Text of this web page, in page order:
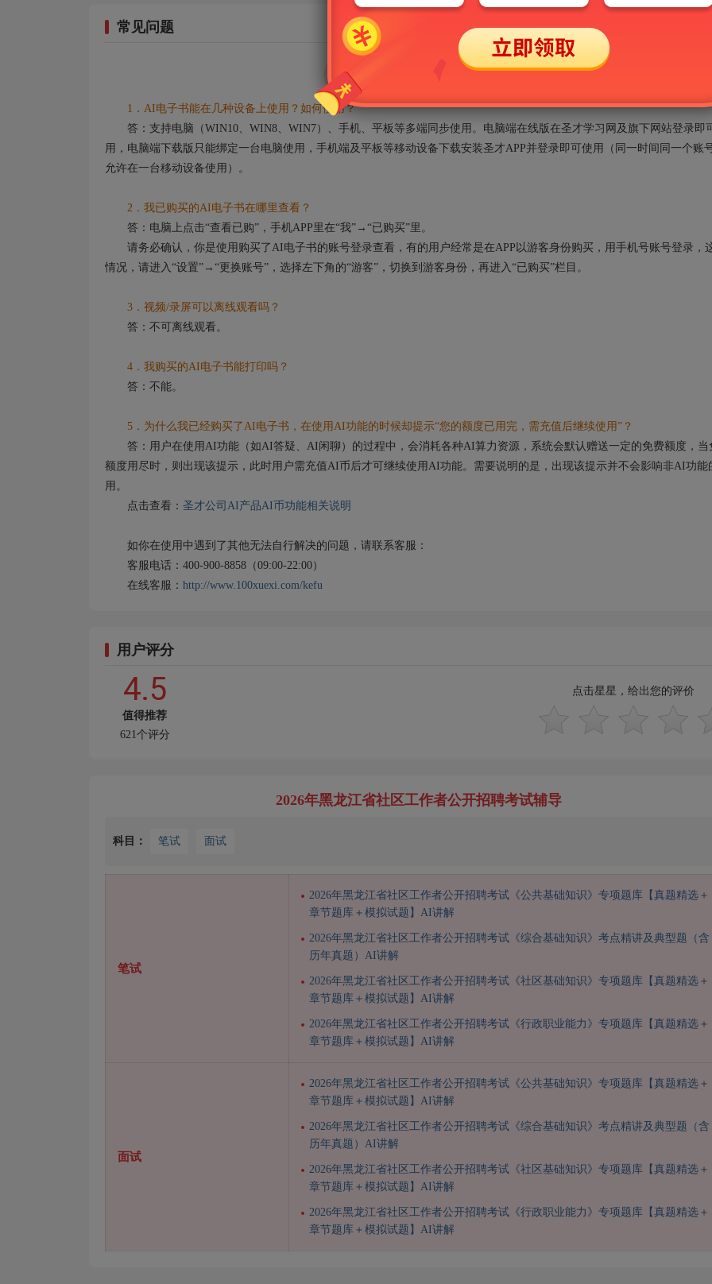
常见问题
1．AI电子书能在几种设备上使用？如何使用？
答：支持电脑（WIN10、WIN8、WIN7）、手机、平板等多端同步使用。电脑端在线版在圣才学习网及旗下网站登录即
用，电脑端下载版只能绑定一台电脑使用，手机端及平板等移动设备下载安装圣才APP并登录即可使用（同一时间同一个账
允许在一台移动设备使用）。
2．我已购买的AI电子书在哪里查看？
答：电脑上点击“查看已购”，手机APP里在“我”→“已购买”里。
请务必确认，你是使用购买了AI电子书的账号登录查看，有的用户经常是在APP以游客身份购买，用手机号账号登录，
情况，请进入“设置”→“更换账号”，选择左下角的“游客”，切换到游客身份，再进入“已购买”栏目。
3．视频/录屏可以离线观看吗？
答：不可离线观看。
4．我购买的AI电子书能打印吗？
答：不能。
5．为什么我已经购买了AI电子书，在使用AI功能的时候却提示“您的额度已用完，需充值后继续使用”？
答：用户在使用AI功能（如AI答疑、AI闲聊）的过程中，会消耗各种AI算力资源，系统会默认赠送一定的免费额度，当
额度用尽时，则出现该提示，此时用户需充值AI币后才可继续使用AI功能。需要说明的是，出现该提示并不会影响非AI功能
用。
点击查看： 圣才公司AI产品AI币功能相关说明
如你在使用中遇到了其他无法自行解决的问题，请联系客服：
客服电话：400-900-8858（09:00-22:00）
在线客服： http://www.100xuexi.com/kefu
用户评分
4.5
值得推荐
621个评分
点击星星，给出您的评价
2026年黑龙江省社区工作者公开招聘考试辅导
科目： 笔试 面试
笔试
2026年黑龙江省社区工作者公开招聘考试《公共基础知识》专项题库【真题精选＋
章节题库＋模拟试题】AI讲解
2026年黑龙江省社区工作者公开招聘考试《综合基础知识》考点精讲及典型题（含
历年真题）AI讲解
2026年黑龙江省社区工作者公开招聘考试《社区基础知识》专项题库【真题精选＋
章节题库＋模拟试题】AI讲解
2026年黑龙江省社区工作者公开招聘考试《行政职业能力》专项题库【真题精选＋
章节题库＋模拟试题】AI讲解
面试
2026年黑龙江省社区工作者公开招聘考试《公共基础知识》专项题库【真题精选＋
章节题库＋模拟试题】AI讲解
2026年黑龙江省社区工作者公开招聘考试《综合基础知识》考点精讲及典型题（含
历年真题）AI讲解
2026年黑龙江省社区工作者公开招聘考试《社区基础知识》专项题库【真题精选＋
章节题库＋模拟试题】AI讲解
2026年黑龙江省社区工作者公开招聘考试《行政职业能力》专项题库【真题精选＋
章节题库＋模拟试题】AI讲解